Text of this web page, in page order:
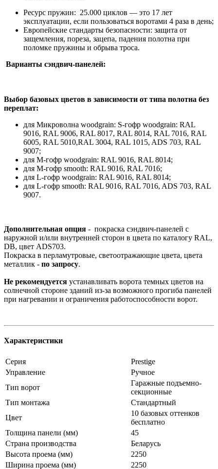
Ресурс пружин: 25.000 циклов — это 17 лет
эксплуатации, если пользоваться воротами 4 раза в день;
Европейские стандарты безопасности: защита от
защемления, пореза, зацепа, падения полотна при
поломке пружины и обрыва троса.
Варианты сэндвич-панелей:
Выбор базовых цветов в зависимости от типа полотна без
переплат:
для Микроволна woodgrain: S-гофр woodgrain: RAL
9016, RAL 9006, RAL 8017, RAL 8014, RAL 7016, RAL
6005, RAL 5010,RAL 3004, RAL 1015, ADS 703, RAL
9007;
для М-гофр woodgrain: RAL 9016, RAL 8014;
для М-гофр smooth: RAL 9016, RAL 7016;
для L-гофр woodgrain: RAL 9016, RAL 8014;
для L-гофр smooth: RAL 9016, RAL 7016, ADS 703, RAL
9007.
Дополнительная опция - покраска сэндвич-панелей с
наружной и/или внутренней сторон в цвета по каталогу RAL,
DB, цвет ADS703.
Покраска в перламутровые, светоотражающие цвета, цвета
металлик - по запросу.
Не рекомендуется устанавливать ворота темных цветов на
солнечной стороне зданий из-за возможного прогиба панелей
при нагревании и ограничения работоспособности ворот.
Характеристики
Серия
Prestige
Управление
Ручное
Тип ворот
Гаражные подъемно-
секционные
Тип монтажа
Стандартный
Цвет
10 базовых оттенков
бесплатно
Толщина панели (мм)
45
Страна производства
Беларусь
Высота проема (мм)
2250
Ширина проема (мм)
2250